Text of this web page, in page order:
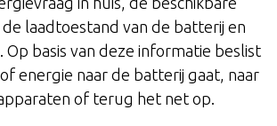
laadtoestand van de batterij en
Op basis van deze informatie beslist
energie naar de batterij gaat, naar
of terug het net op.